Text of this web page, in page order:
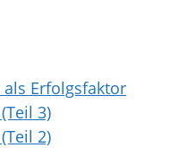
Erfolgsfaktor
3)
2)